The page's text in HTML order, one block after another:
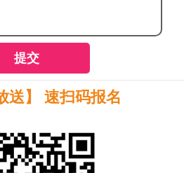
提交
送】 速扫码报名